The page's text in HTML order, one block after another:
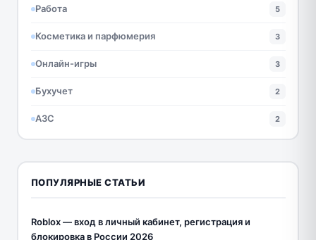
Работа 5
Косметика и парфюмерия 3
Онлайн-игры 3
Бухучет 2
АЗС 2
ПОПУЛЯРНЫЕ СТАТЬИ
Roblox — вход в личный кабинет, регистрация и
блокировка в России 2026